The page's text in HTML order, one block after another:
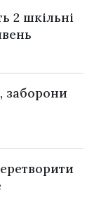
2 шкільні
заборони